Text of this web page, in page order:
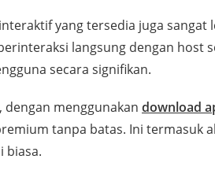
yang tersedia juga
langsung dengan host
secara signifikan.
dengan menggunakan download
tanpa batas. Ini termasuk
biasa.